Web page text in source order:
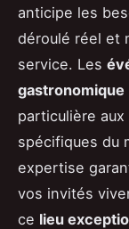
anticipe les
déroulé réel et
service. Les
gastronomique
particulière
spécifiques du
expertise
vos invités
ce lieu